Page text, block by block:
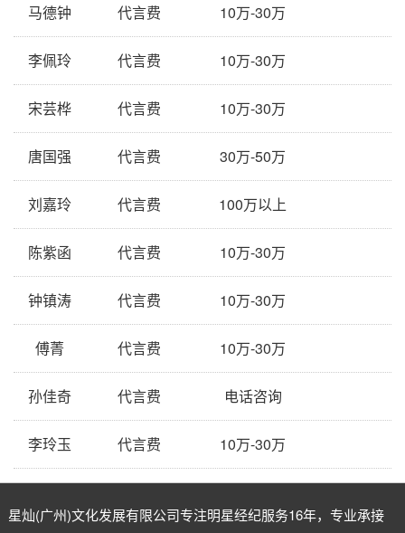
马德钟 代言费 10万-30万
李佩玲 代言费 10万-30万
宋芸桦 代言费 10万-30万
唐国强 代言费 30万-50万
刘嘉玲 代言费 100万以上
陈紫函 代言费 10万-30万
钟镇涛 代言费 10万-30万
傅菁 代言费 10万-30万
孙佳奇 代言费 电话咨询
李玲玉 代言费 10万-30万
星灿(广州)文化发展有限公司专注明星经纪服务16年，专业承接